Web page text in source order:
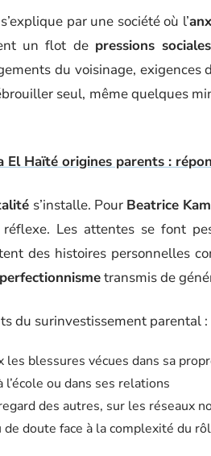
s’explique par une société où l’
un flot de pressions sociales
du voisinage, exigences
seul, même quelques
El Haïté origines parents :
s’installe. Pour Beatrice
Les attentes se font
des histoires personnelles
perfectionnismetransmis de
du surinvestissement parental :
les blessures vécues dans sa
l’école ou dans ses relations
des autres, sur les réseaux
doute face à la complexité du